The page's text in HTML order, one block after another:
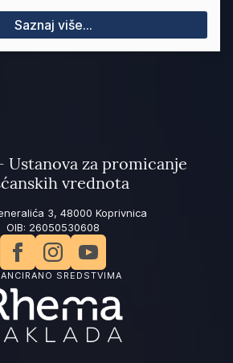
Saznaj više...
Ustanova za promicanje
vrednota
3, 48000 Koprivnica
OIB: 26050530608
SREDSTVIMA